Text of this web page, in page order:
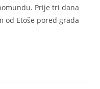
Prije tri dana
od Etoše pored grada